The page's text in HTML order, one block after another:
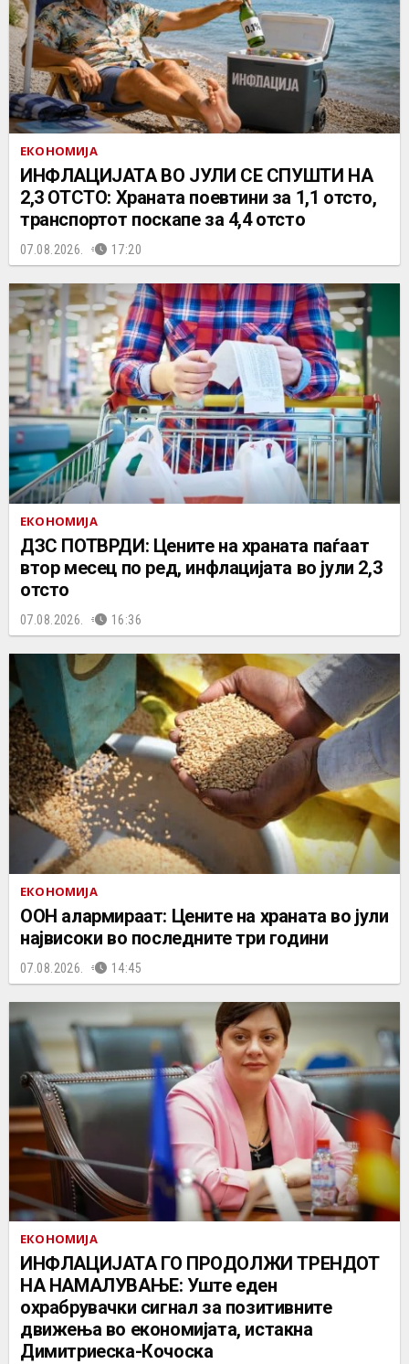
ЕКОНОМИЈА
ИНФЛАЦИЈАТА ВО ЈУЛИ СЕ СПУШТИ НА
2,3 ОТСТО: Храната поевтини за 1,1 отсто,
транспортот поскапе за 4,4 отсто
07.08.2026. 17:20
ЕКОНОМИЈА
ДЗС ПОТВРДИ: Цените на храната паѓаат
втор месец по ред, инфлацијата во јули 2,3
отсто
07.08.2026. 16:36
ЕКОНОМИЈА
ООН алармираат: Цените на храната во јули
највисоки во последните три години
07.08.2026. 14:45
ЕКОНОМИЈА
ИНФЛАЦИЈАТА ГО ПРОДОЛЖИ ТРЕНДОТ
НА НАМАЛУВАЊЕ: Уште еден
охрабрувачки сигнал за позитивните
движења во економијата, истакна
Димитриеска-Кочоска